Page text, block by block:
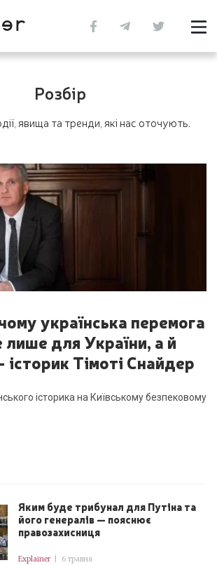
Розбір
явища та тренди, які нас оточують.
українська перемога
лише для України, а й
історик Тімоті Снайдер
історика на Київському безпековому
Яким буде трибунал для Путіна та
його генералів — пояснює
правозахисниця
Explainer 6 травня